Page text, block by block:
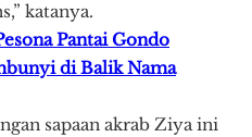
katanya.
Pantai Gondo
di Balik Nama
sapaan akrab Ziya ini